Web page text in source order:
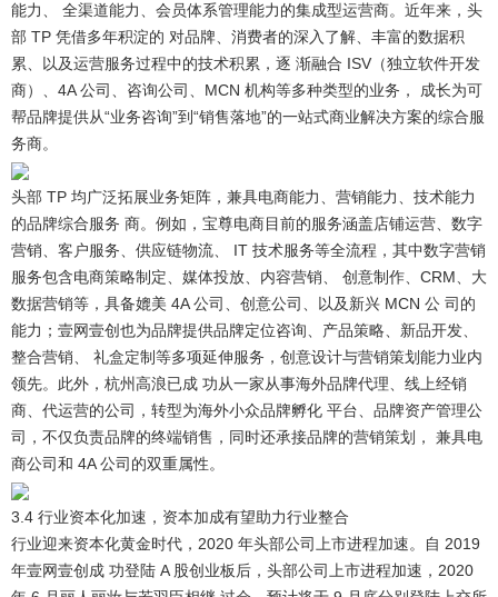
能力、 全渠道能力、会员体系管理能力的集成型运营商。近年来，头
部 TP 凭借多年积淀的 对品牌、消费者的深入了解、丰富的数据积
累、以及运营服务过程中的技术积累，逐 渐融合 ISV（独立软件开发
商）、4A 公司、咨询公司、MCN 机构等多种类型的业务， 成长为可
帮品牌提供从“业务咨询”到“销售落地”的一站式商业解决方案的综合服
务商。
头部 TP 均广泛拓展业务矩阵，兼具电商能力、营销能力、技术能力
的品牌综合服务 商。 例如，宝尊电商目前的服务涵盖店铺运营、数字
营销、客户服务、供应链物流、 IT 技术服务等全流程，其中数字营销
服务包含电商策略制定、媒体投放、内容营销、 创意制作、CRM、大
数据营销等，具备媲美 4A 公司、创意公司、以及新兴 MCN 公 司的
能力；壹网壹创也为品牌提供品牌定位咨询、产品策略、新品开发、
整合营销、 礼盒定制等多项延伸服务，创意设计与营销策划能力业内
领先。此外，杭州高浪已成 功从一家从事海外品牌代理、线上经销
商、代运营的公司，转型为海外小众品牌孵化 平台、品牌资产管理公
司，不仅负责品牌的终端销售，同时还承接品牌的营销策划， 兼具电
商公司和 4A 公司的双重属性。
3.4 行业资本化加速，资本加成有望助力行业整合
行业迎来资本化黄金时代，2020 年头部公司上市进程加速。
自 2019
年壹网壹创成 功登陆 A 股创业板后，头部公司上市进程加速，2020